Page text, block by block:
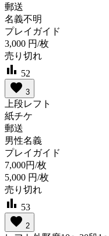
郵送
名義不明
プレイガイド
3,000 円/枚
売り切れ
bar_chart 52
favorite 3
上段レフト
紙チケ
郵送
男性名義
プレイガイド
7,000円/枚
5,000 円/枚
売り切れ
bar_chart 53
favorite 2